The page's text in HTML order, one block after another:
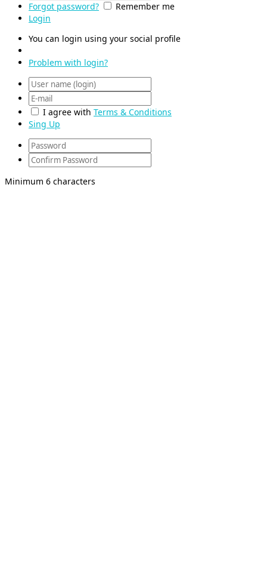
Forgot password?
Remember me
Login
You can login using your social profile
Problem with login?
I agree with Terms & Conditions
Sing Up
Minimum 6 characters